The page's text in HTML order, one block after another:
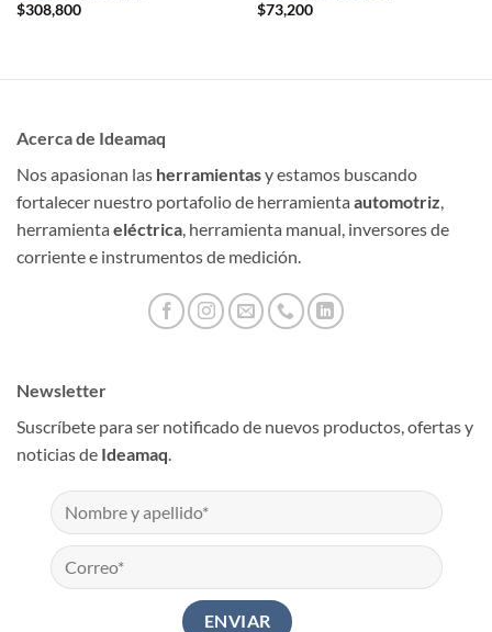
$308,800
$73,200
Acerca de Ideamaq
Nos apasionan las herramientasy estamos buscando
fortalecer nuestro portafolio de herramienta automotriz,
herramienta eléctrica, herramienta manual, inversores de
corriente e instrumentos de medición.
Newsletter
Suscríbete para ser notificado de nuevos productos, ofertas y
noticias de Ideamaq.